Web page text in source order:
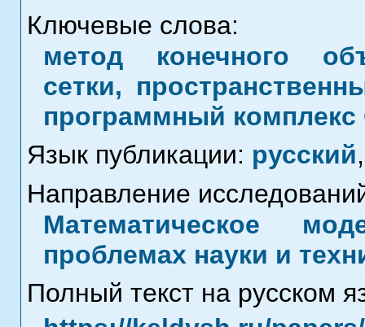
Ключевые слова:
метод конечного
сетки,
программный комплекс
Язык публикации: русский,
Направление
Математическое
проблемах науки и
Полный текст на русском